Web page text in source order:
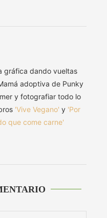
gráfica dando vueltas
adoptiva de Punky
y fotografiar todo lo
'Vive Vegano' y 'Por
que come carne'